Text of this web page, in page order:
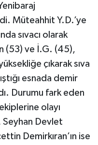
Müteahhit Y.D.’ye
sıvacı olarak
(53) ve İ.G. (45),
çıkarak sıva
esnada demir
Durumu fark eden
olayı
Seyhan Devlet
Demirkıran’ın ise